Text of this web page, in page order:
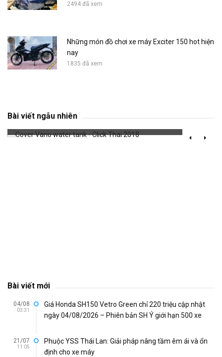
2494 đã xem
Những món đồ chơi xe máy Exciter 150 hot hiện
nay
1835 đã xem
Bài viết ngẫu nhiên
Cover Vario water tank - Click Thai 2018
Bài viết mới
04/08
03:31
Giá Honda SH150 Vetro Green chỉ 220 triệu cập nhật
ngày 04/08/2026 – Phiên bản SH Ý giới hạn 500 xe
21/07
11:05
Phuộc YSS Thái Lan: Giải pháp nâng tầm êm ái và ổn
định cho xe máy